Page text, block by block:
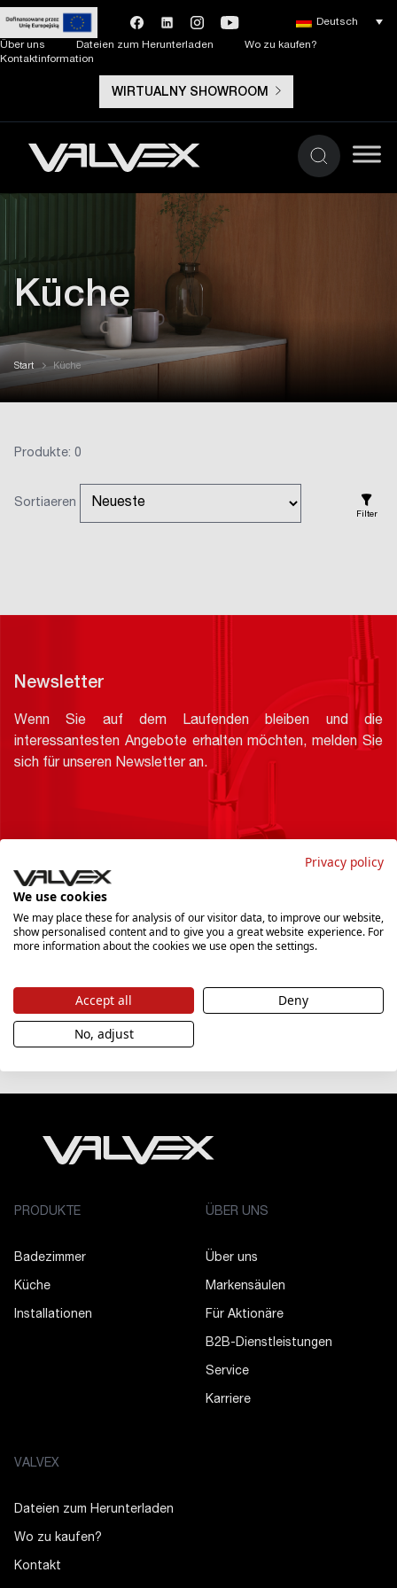
Über uns Dateien zum Herunterladen
Wo zu kaufen?
Kontaktinformation
WIRTUALNY SHOWROOM
Deutsch
Küche
Start Küche
Produkte: 0
Sortiaeren
Filter
Newsletter
Wenn Sie auf dem Laufenden bleiben und die
interessantesten Angebote erhalten möchten, melden Sie
sich für unseren Newsletter an.
Podanie adresu e-mail i potwierdzenie go przez kliknięcie przycisku
"Zapisz się", oznacza zgodę na przetwarzanie danych osobowych w tym
zakresie, wyłącznie w celu dostarczania biuletynu informacyjnego
"Newsletter" zawierającego informacje marketingowe, w tym handlowe,
PRODUKTE
Badezimmer
Küche
Installationen
ÜBER UNS
Über uns
Markensäulen
Für Aktionäre
B2B-Dienstleistungen
Service
Karriere
VALVEX
Dateien zum Herunterladen
Wo zu kaufen?
Kontakt
Privacy policy
We use cookies
We may place these for analysis of our visitor data, to improve our website,
show personalised content and to give you a great website experience. For
more information about the cookies we use open the settings.
Accept all
Deny
No, adjust